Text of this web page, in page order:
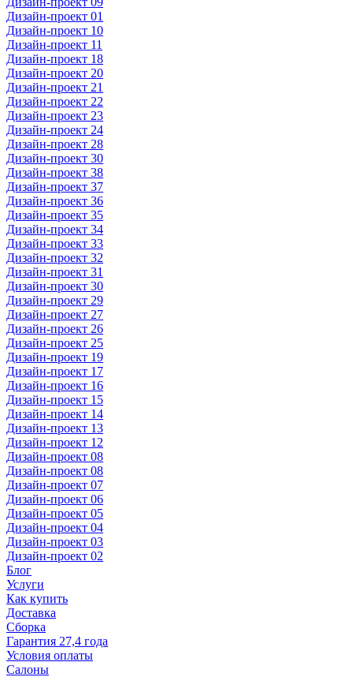
Дизайн-проект 01
Дизайн-проект 10
Дизайн-проект 11
Дизайн-проект 18
Дизайн-проект 20
Дизайн-проект 21
Дизайн-проект 22
Дизайн-проект 23
Дизайн-проект 24
Дизайн-проект 28
Дизайн-проект 30
Дизайн-проект 38
Дизайн-проект 37
Дизайн-проект 36
Дизайн-проект 35
Дизайн-проект 34
Дизайн-проект 33
Дизайн-проект 32
Дизайн-проект 31
Дизайн-проект 30
Дизайн-проект 29
Дизайн-проект 27
Дизайн-проект 26
Дизайн-проект 25
Дизайн-проект 19
Дизайн-проект 17
Дизайн-проект 16
Дизайн-проект 15
Дизайн-проект 14
Дизайн-проект 13
Дизайн-проект 12
Дизайн-проект 08
Дизайн-проект 08
Дизайн-проект 07
Дизайн-проект 06
Дизайн-проект 05
Дизайн-проект 04
Дизайн-проект 03
Дизайн-проект 02
Блог
Услуги
Как купить
Доставка
Сборка
Гарантия 27,4 года
Условия оплаты
Салоны